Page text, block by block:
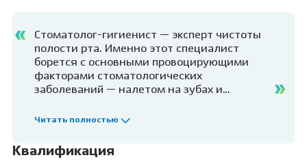
Стоматолог-гигиенист — эксперт чистоты
полости рта. Именно этот специалист
борется с основными провоцирующими
факторами стоматологических
заболеваний — налетом на зубах и
приеме можно провести профессиональную
терапию, подобрать правильные средства и
предметы гигиенического ухода, научиться
Читать полностью
Квалификация